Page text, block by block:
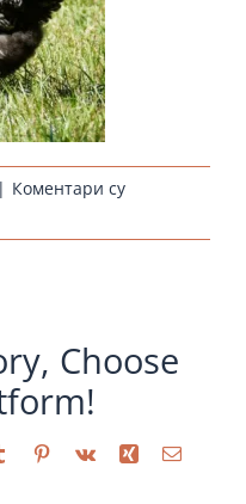
| Коментари су
Choose
TumblrPinterest
Vk Xing Email